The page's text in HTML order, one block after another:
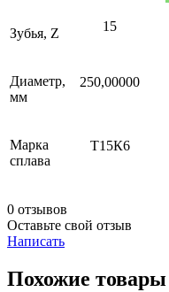
Зубья, Z 15
Диаметр,
мм
250,00000
Марка
сплава
Т15К6
0 отзывов
Оставьте свой отзыв
Написать
Похожие товары